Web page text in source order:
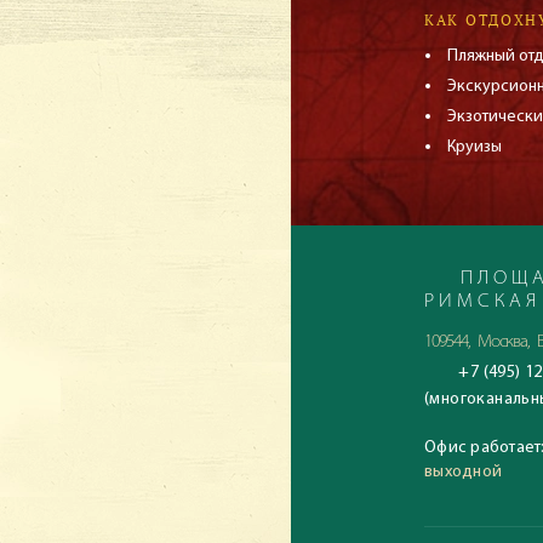
КАК
Пляжный
Круизы
РИМСКАЯ
109544, Москва,
+7 (495)
Офис работает:
выходной